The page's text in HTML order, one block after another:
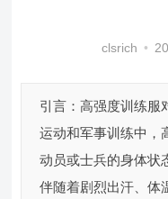
clsrich •
引言：高强度训练服
运动和军事训练中，
动员或士兵的身体状
伴随着剧烈出汗、体